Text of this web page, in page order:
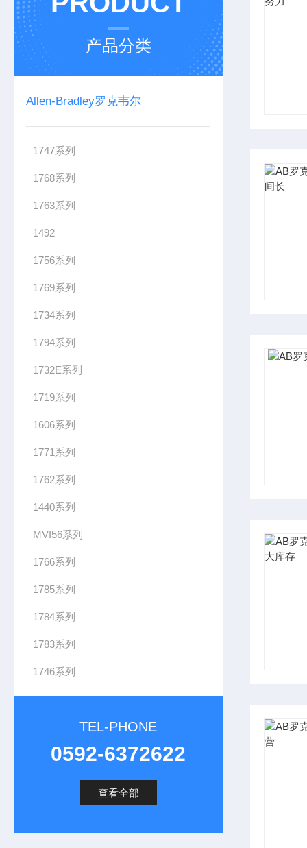
产品分类
Allen-Bradley罗克韦尔
1747系列
1768系列
1763系列
1492
1756系列
1769系列
1734系列
1794系列
1732E系列
1719系列
1606系列
1771系列
1762系列
1440系列
MVI56系列
1766系列
1785系列
1784系列
1783系列
1746系列
TEL-PHONE
0592-6372622
查看全部